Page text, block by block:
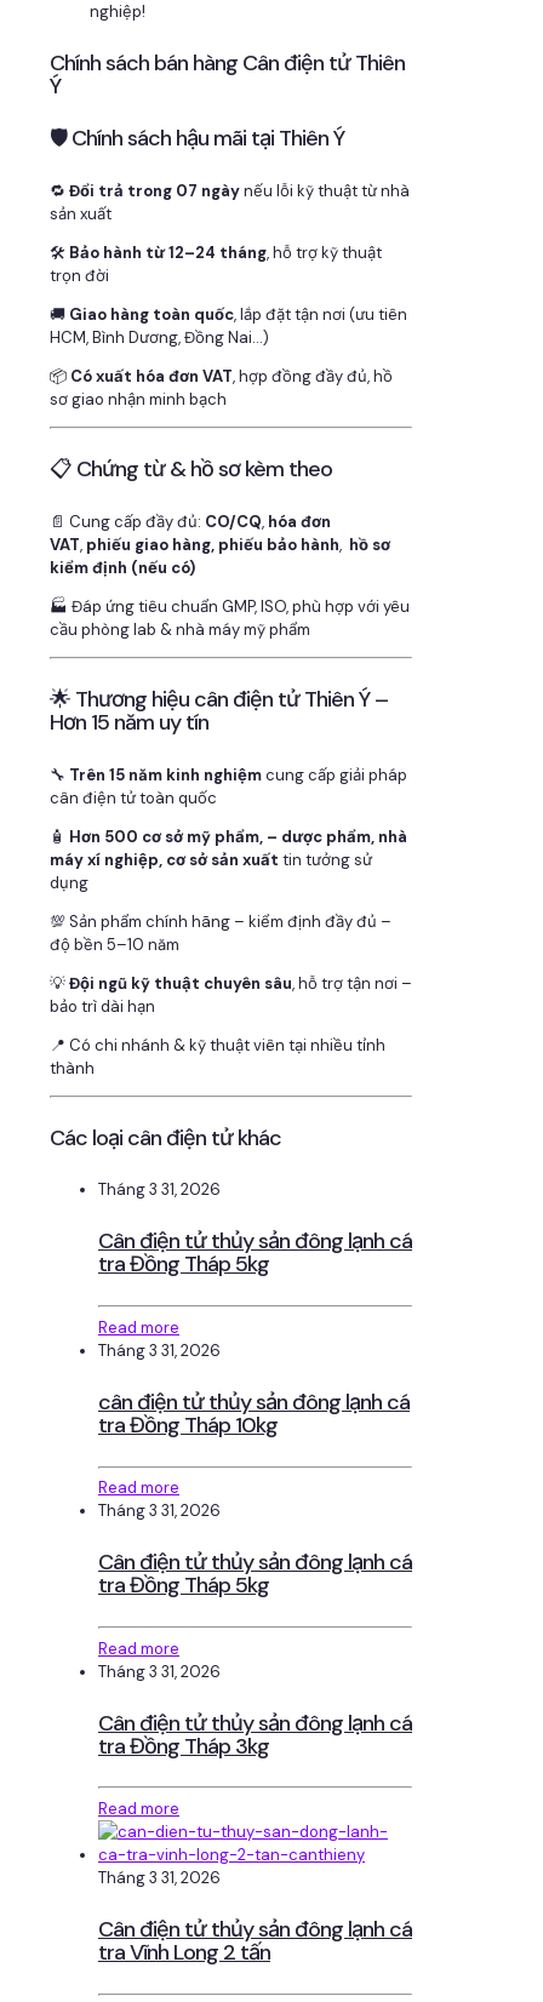
nghiệp!
Chính sách bán hàng Cân điện tử Thiên
Ý
🛡 Chính sách hậu mãi tại Thiên Ý
🔁 Đổi trả trong 07 ngàynếu lỗi kỹ thuật từ nhà
sản xuất
🛠 Bảo hành từ 12–24 tháng, hỗ trợ kỹ thuật
trọn đời
🚚 Giao hàng toàn quốc, lắp đặt tận nơi (ưu tiên
HCM, Bình Dương, Đồng Nai…)
📦 Có xuất hóa đơn VAT, hợp đồng đầy đủ, hồ
sơ giao nhận minh bạch
📋 Chứng từ & hồ sơ kèm theo
📄 Cung cấp đầy đủ: CO/CQ, hóa đơn
VAT, phiếu giao hàng, phiếu bảo hành, hồ sơ
kiểm định (nếu có)
🏭 Đáp ứng tiêu chuẩn GMP, ISO, phù hợp với yêu
cầu phòng lab & nhà máy mỹ phẩm
🌟 Thương hiệu cân điện tử Thiên Ý –
Hơn 15 năm uy tín
🔧 Trên 15 năm kinh nghiệmcung cấp giải pháp
cân điện tử toàn quốc
🧴 Hơn 500 cơ sở mỹ phẩm, – dược phẩm, nhà
máy xí nghiệp, cơ sở sản xuất tin tưởng sử
dụng
💯 Sản phẩm chính hãng – kiểm định đầy đủ –
độ bền 5–10 năm
💡Đội ngũ kỹ thuật chuyên sâu, hỗ trợ tận nơi –
bảo trì dài hạn
📍 Có chi nhánh & kỹ thuật viên tại nhiều tỉnh
thành
Các loại cân điện tử khác
Tháng 3 31, 2026
Cân điện tử thủy sản đông lạnh cá
tra Đồng Tháp 5kg
Read more
Tháng 3 31, 2026
cân điện tử thủy sản đông lạnh cá
tra Đồng Tháp 10kg
Read more
Tháng 3 31, 2026
Cân điện tử thủy sản đông lạnh cá
tra Đồng Tháp 5kg
Read more
Tháng 3 31, 2026
Cân điện tử thủy sản đông lạnh cá
tra Đồng Tháp 3kg
Read more
Tháng 3 31, 2026
Cân điện tử thủy sản đông lạnh cá
tra Vĩnh Long 2 tấn